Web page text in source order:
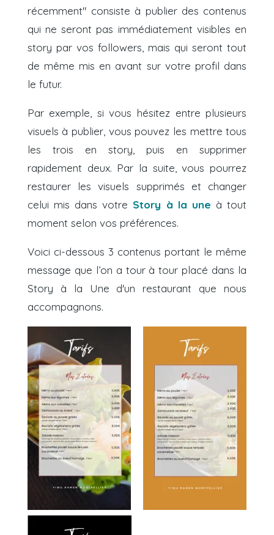
récemment" consiste à publier des contenus
qui ne seront pas immédiatement visibles en
story par vos followers, mais qui seront tout
de même mis en avant sur votre profil dans
le futur.
Par exemple, si vous hésitez entre plusieurs
visuels à publier, vous pouvez les mettre tous
les trois en story, puis en supprimer
rapidement deux. Par la suite, vous pourrez
restaurer les visuels supprimés et changer
celui mis dans votre Story à la une à tout
moment selon vos préférences.
Voici ci-dessous 3 contenus portant le même
message que l’on a tour à tour placé dans la
Story à la Une d'un restaurant que nous
accompagnons.